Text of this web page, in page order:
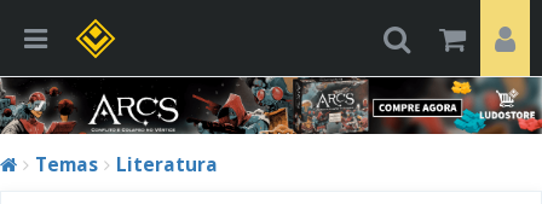
Temas Literatura